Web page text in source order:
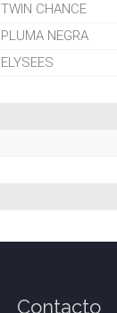
TWIN CHANCE
PLUMA NEGRA
ELYSEES
Contacto